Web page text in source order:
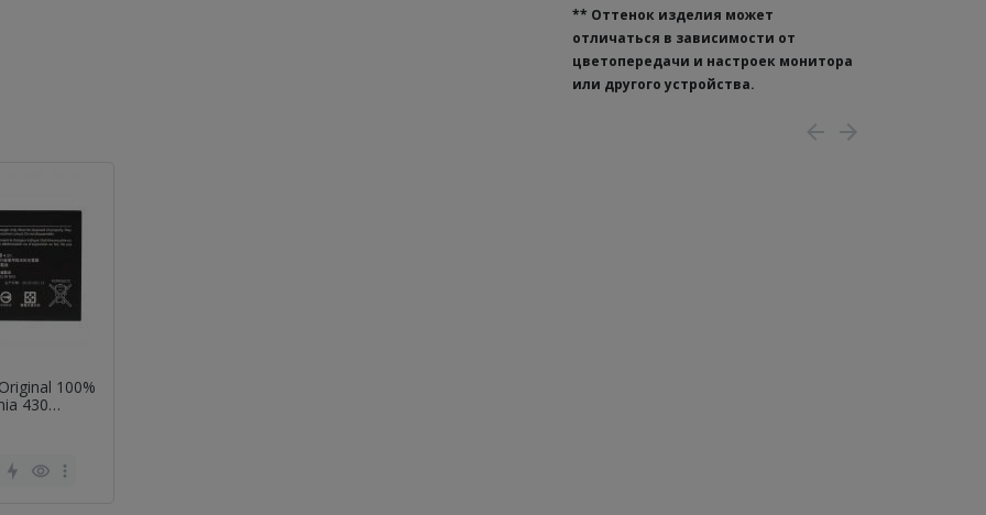
** Оттенок изделия может
отличаться в зависимости от
цветопередачи и настроек монитора
или другого устройства.
100%
430